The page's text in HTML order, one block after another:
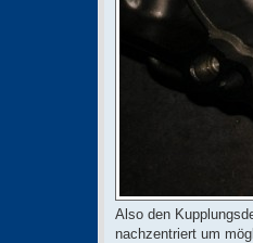
Also den
nachzentriert um